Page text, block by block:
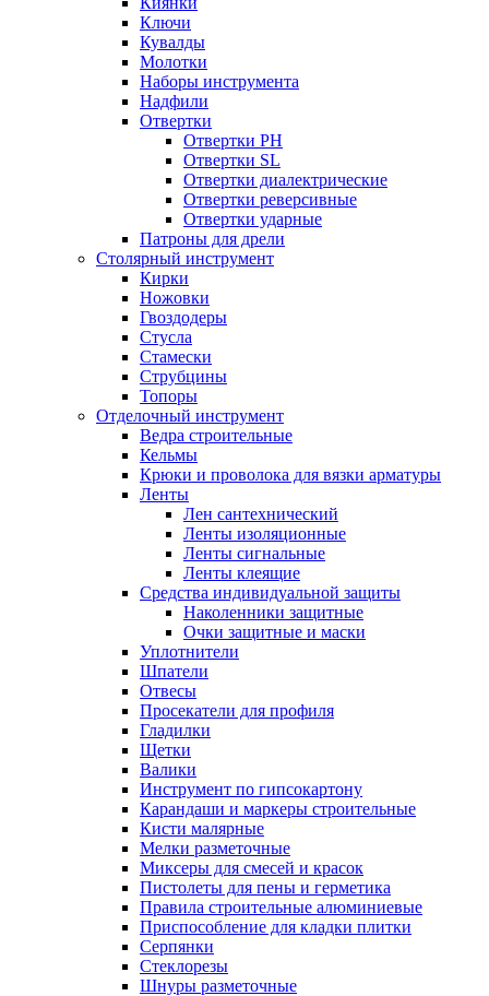
Ключи
Кувалды
Молотки
Наборы инструмента
Надфили
Отвертки
Отвертки PH
Отвертки SL
Отвертки диалектрические
Отвертки реверсивные
Отвертки ударные
Патроны для дрели
Столярный инструмент
Кирки
Ножовки
Гвоздодеры
Стусла
Стамески
Струбцины
Топоры
Отделочный инструмент
Ведра строительные
Кельмы
Крюки и проволока для вязки арматуры
Ленты
Лен сантехнический
Ленты изоляционные
Ленты сигнальные
Ленты клеящие
Средства индивидуальной защиты
Наколенники защитные
Очки защитные и маски
Уплотнители
Шпатели
Отвесы
Просекатели для профиля
Гладилки
Щетки
Валики
Инструмент по гипсокартону
Карандаши и маркеры строительные
Кисти малярные
Мелки разметочные
Миксеры для смесей и красок
Пистолеты для пены и герметика
Правила строительные алюминиевые
Приспособление для кладки плитки
Серпянки
Стеклорезы
Шнуры разметочные